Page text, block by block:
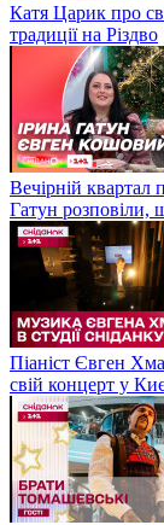
Катя Царик про
традиції на Різдво
Вечірній квартал
Гатун розповіли,
Піаніст Євген
свій концерт у